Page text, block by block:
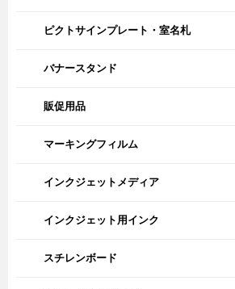
ピクトサインプレート・室名札
バナースタンド
販促用品
マーキングフィルム
インクジェットメディア
インクジェット用インク
スチレンボード